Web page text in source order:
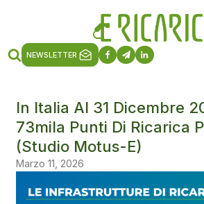
NEWSLETTER
In Italia Al 31 Dicembre
73mila Punti Di Ricarica
(studio Motus-E)
Marzo 11, 2026